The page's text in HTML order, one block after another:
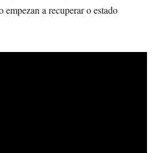
empezan a recuperar o estado